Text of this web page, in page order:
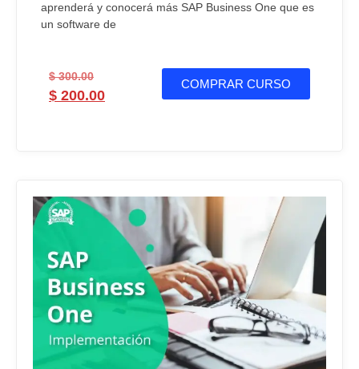
aprenderá y conocerá más SAP Business One que es
un software de
$300.00
$ 200.00
COMPRAR CURSO